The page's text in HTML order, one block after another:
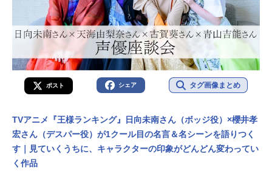
ポスト シェア タグ画像まとめ
TVアニメ『王様ランキング』日向未南さん（ボッジ役）×櫻井孝
宏さん（デスパー役）が1クール目の名言＆名シーンを語りつく
す｜見ていくうちに、キャラクターの印象がどんどん変わってい
く作品